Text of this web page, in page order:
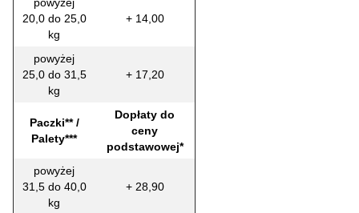
20,0 do 25,0
kg
+ 14,00
powyżej
25,0 do 31,5
kg
+ 17,20
Paczki** /
Palety***
Dopłaty do
ceny
podstawowej*
powyżej
31,5 do 40,0
kg
+ 28,90